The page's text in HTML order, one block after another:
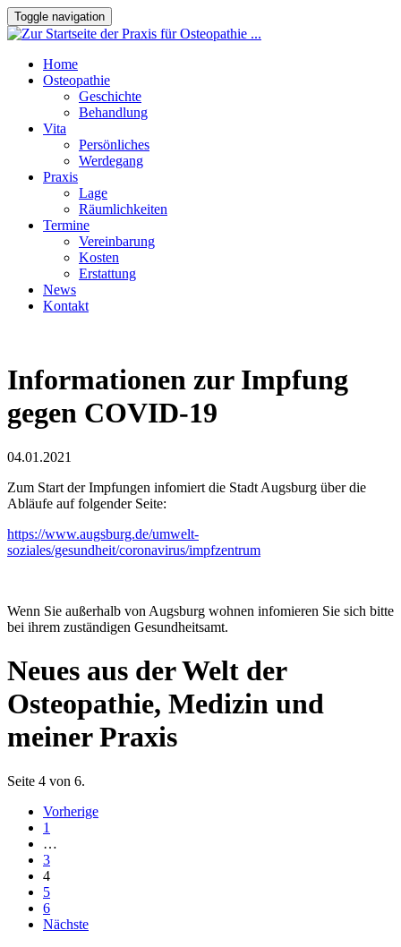
Toggle navigation
Home
Osteopathie
Geschichte
Behandlung
Vita
Persönliches
Werdegang
Praxis
Lage
Räumlichkeiten
Termine
Vereinbarung
Kosten
Erstattung
News
Kontakt
Informationen zur Impfung
gegen COVID-19
04.01.2021
Zum Start der Impfungen infomiert die Stadt Augsburg über die
Abläufe auf folgender Seite:
https://www.augsburg.de/umwelt-
soziales/gesundheit/coronavirus/impfzentrum
Wenn Sie außerhalb von Augsburg wohnen infomieren Sie sich bitte
bei ihrem zuständigen Gesundheitsamt.
Neues aus der Welt der
Osteopathie, Medizin und
meiner Praxis
Seite 4 von 6.
Vorherige
1
…
3
4
5
6
Nächste